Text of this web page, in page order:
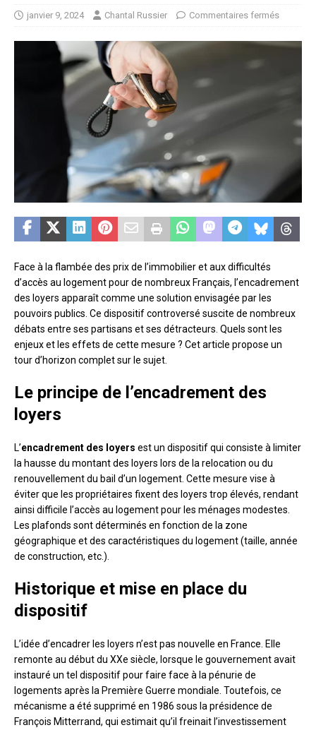
janvier 9, 2024 Chantal Russier Commentaires fermés
Face à la flambée des prix de l’immobilier et aux difficultés
d’accès au logement pour de nombreux Français, l’encadrement
des loyers apparaît comme une solution envisagée par les
pouvoirs publics. Ce dispositif controversé suscite de nombreux
débats entre ses partisans et ses détracteurs. Quels sont les
enjeux et les effets de cette mesure ? Cet article propose un
tour d’horizon complet sur le sujet.
Le principe de l’encadrement des
loyers
L’encadrement des loyers est un dispositif qui consiste à limiter
la hausse du montant des loyers lors de la relocation ou du
renouvellement du bail d’un logement. Cette mesure vise à
éviter que les propriétaires fixent des loyers trop élevés, rendant
ainsi difficile l’accès au logement pour les ménages modestes.
Les plafonds sont déterminés en fonction de la zone
géographique et des caractéristiques du logement (taille, année
de construction, etc.).
Historique et mise en place du
dispositif
L’idée d’encadrer les loyers n’est pas nouvelle en France. Elle
remonte au début du XXe siècle, lorsque le gouvernement avait
instauré un tel dispositif pour faire face à la pénurie de
logements après la Première Guerre mondiale. Toutefois, ce
mécanisme a été supprimé en 1986 sous la présidence de
François Mitterrand, qui estimait qu’il freinait l’investissement